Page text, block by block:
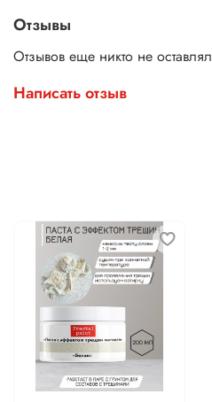
Отзывы
Отзывов еще никто не оставлял
Написать отзыв